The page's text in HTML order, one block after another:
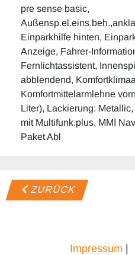
pre sense basic,
Einparkhilfe hinten,
Anzeige, Fahrer-
Fernlichtassistent,
abblendend,
Komfortmittelarmlehne
Liter), Lackierung:
mit Multifunk.plus, MMI
Paket Abl
ZURÜCK
Impressum |